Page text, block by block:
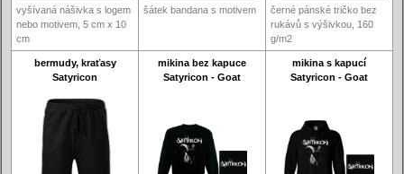
vyšívaná nášivka s logem
nebo motivem, 5 cm x 10
cm
šátek bandana s motivem
černé pánské tričko bez
rukávů s výšivkou, 160
g/m2
bermudy, kraťasy
Satyricon
mikina bez kapuce
Satyricon - Goat
mikina s kapucí
Satyricon - Goat